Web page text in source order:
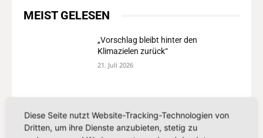
MEIST GELESEN
„Vorschlag bleibt hinter den
Klimazielen zurück“
21. Juli 2026
nicht länger anderen überlassen“
13. Juli 2026
Diese Seite nutzt Website-Tracking-Technologien von
Dritten, um ihre Dienste anzubieten, stetig zu